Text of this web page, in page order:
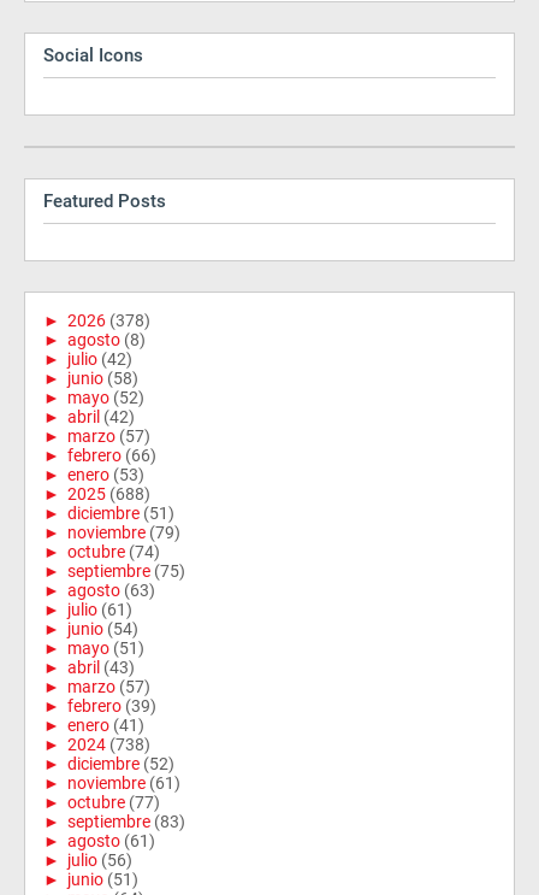
Social Icons
Featured Posts
► 2026 (378)
► agosto (8)
► julio (42)
► junio (58)
► mayo (52)
► abril (42)
► marzo (57)
► febrero (66)
► enero (53)
► 2025 (688)
► diciembre (51)
► noviembre (79)
► octubre (74)
► septiembre (75)
► agosto (63)
► julio (61)
► junio (54)
► mayo (51)
► abril (43)
► marzo (57)
► febrero (39)
► enero (41)
► 2024 (738)
► diciembre (52)
► noviembre (61)
► octubre (77)
► septiembre (83)
► agosto (61)
► julio (56)
► junio (51)